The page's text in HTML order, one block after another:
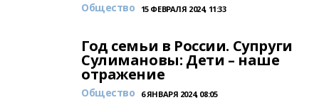
Общество 15 ФЕВРАЛЯ 2024, 11:33
Год семьи в России. Супруги
Сулимановы: Дети – наше
отражение
Общество 6 ЯНВАРЯ 2024, 08:05